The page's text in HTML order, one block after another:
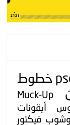
خطوط
Muck-Up
أيقونات
فيكتور